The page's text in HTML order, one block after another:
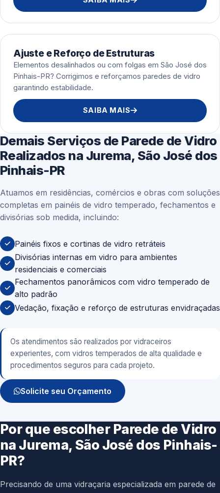
Ajuste e Reforço de Estruturas
Elementos desalinhados ou com folgas em São José dos
Pinhais-PR? Corrigimos e reforçamos paredes de vidro
garantindo estabilidade.
SAIBA MAIS
Demais Serviços de Parede de Vidro
Realizados na Jurema, São José dos
Pinhais-PR
Atuamos em residências, comércios e obras com soluções
completas em painéis de vidro temperado, fechamentos e
divisórias sob medida, incluindo:
Painéis fixos e cortinas de vidro retráteis
Divisórias internas em vidro para ambientes
residenciais e comerciais
Fechamentos panorâmicos com vidro temperado de
alto padrão
Vedação, fixação e reforço de estruturas envidraçadas
Os atendimentos são realizados por vidraceiros
experientes, com vidros temperados de alta qualidade e
procedimentos seguros para cada projeto.
Solicite seu Orçamento
Por que escolher Parede de Vidro
na Jurema, São José dos Pinhais-
PR?
Precisando de uma vidraçaria especializada em parede de